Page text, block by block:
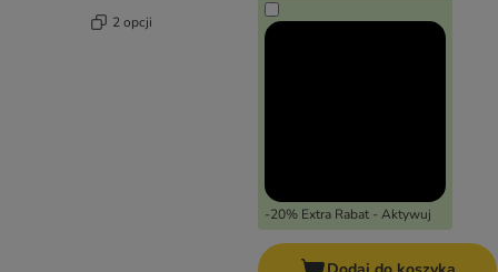
2 opcji
-20% Extra Rabat - Aktywuj